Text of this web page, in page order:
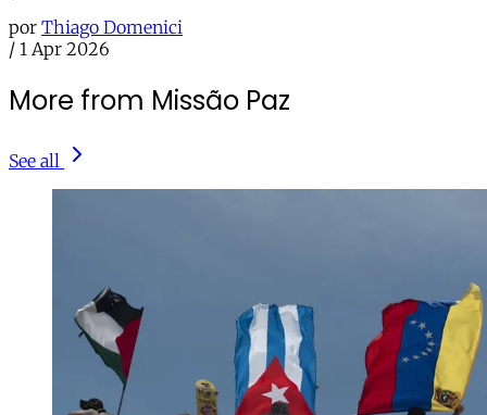
por Thiago Domenici
/ 1 Apr 2026
More from Missão Paz
See all